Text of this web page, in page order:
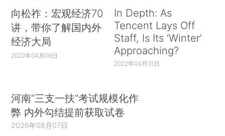
向松祚：宏观经济70
讲，带你了解国内外
经济大局
2022年04月06日
In Depth: As
Tencent Lays Off
Staff, Is Its ‘Winter’
Approaching?
2022年04月01日
河南“三支一扶”考试规模化作
弊 内外勾结提前获取试卷
2026年08月07日